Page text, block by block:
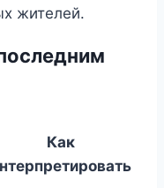
жителей.
Как